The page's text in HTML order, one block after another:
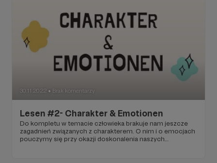
30.11.2022 ● Brak komentarzy
Lesen #2- Charakter & Emotionen
Do kompletu w temacie człowieka brakuje nam jeszcze
zagadnień związanych z charakterem. O nim i o emocjach
pouczymy się przy okazji doskonalenia naszych